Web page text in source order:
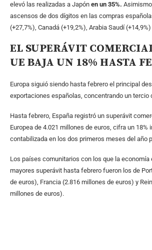
elevó las realizadas a Japón en un 35%.
ascensos de dos dígitos en las compras
(+27,7%), Canadá (+19,2%), Arabia Saudí
EL SUPERÁVIT
UE BAJA UN 18% HASTA
Europa siguió siendo hasta febrero el principal
exportaciones españolas, concentrando un tercio
Hasta febrero, España registró un superávit
Europea de 4.021 millones de euros, cifra un 18%
contabilizada en los dos primeros meses del año
Los países comunitarios con los que la economía
mayores superávit hasta febrero fueron los de
de euros), Francia (2.816 millones de euros) y
millones de euros).